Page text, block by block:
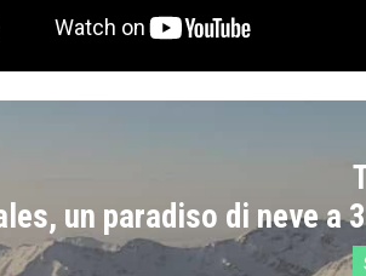
un paradiso di neve